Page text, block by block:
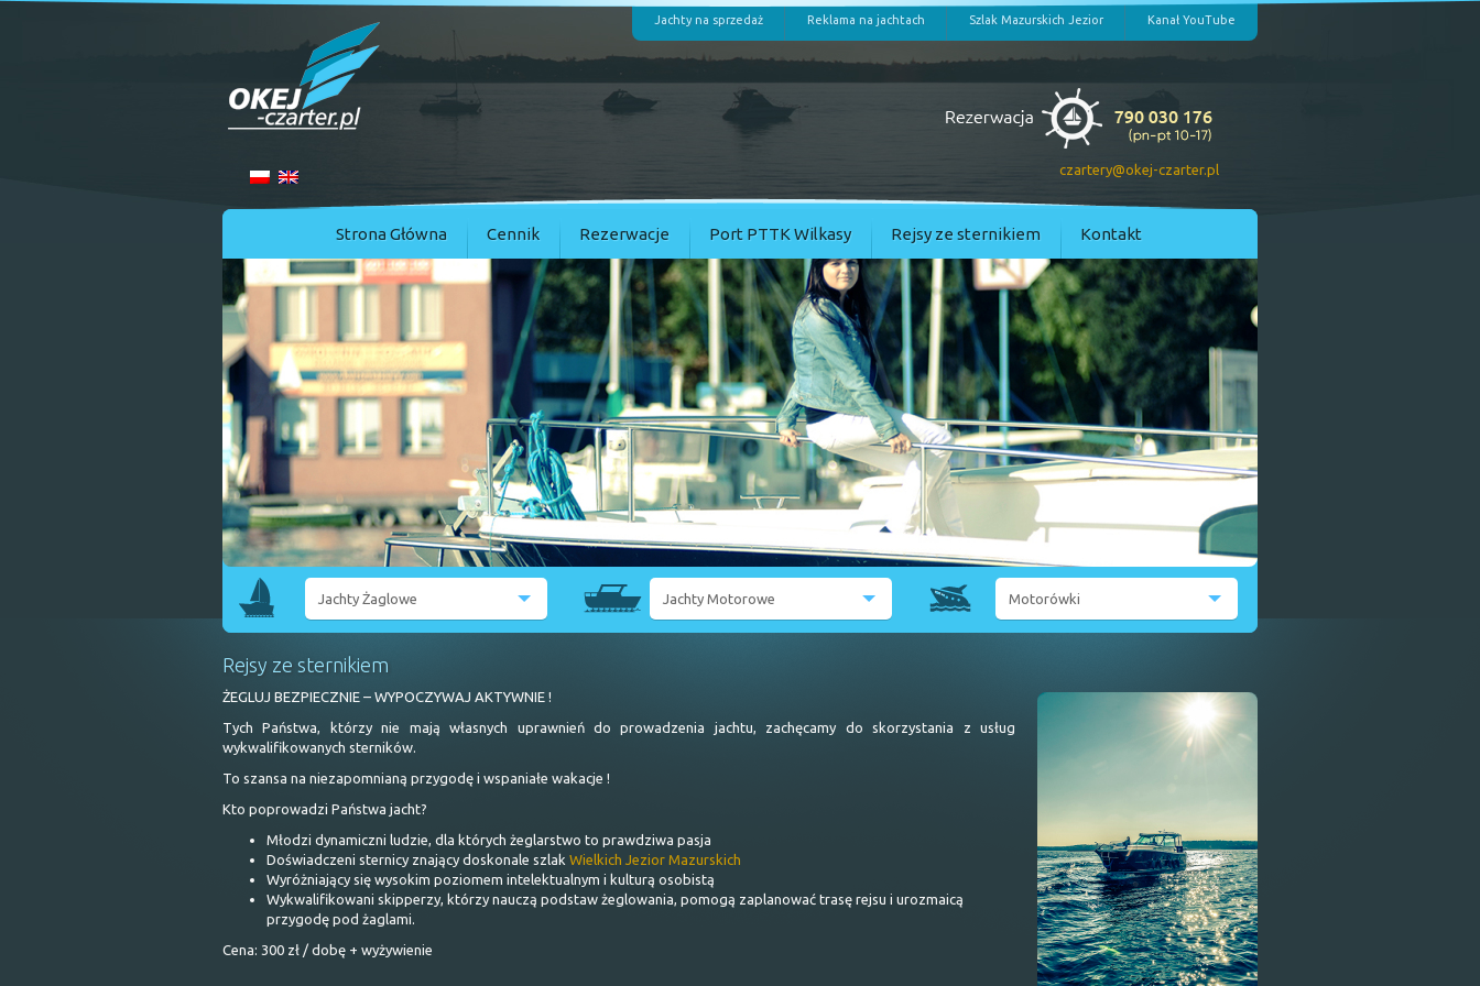
Jachty na sprzedaż Reklama na jachtach Szlak Mazurskich Jezior Kanał YouTube
czartery@okej-czarter.pl
Strona Główna Cennik Rezerwacje Port PTTK Wilkasy Rejsy ze sternikiem Kontakt
Jachty Żaglowe
Maxus 33.1 RS
Tango 33 PRESTIGE new
Antila 33 – „Roxy”
Antila 33 – „Biała Sukienka”
Antila 33 – „Dover”
Jachty Motorowe
Balt 918 Tytan -150 KM (2 kab.)
Platinum 989 FLYbridge
Balt 1018 Tytan FLYbridge
Motorówki
Rejsy ze sternikiem
ŻEGLUJ BEZPIECZNIE – WYPOCZYWAJ AKTYWNIE !
Tych Państwa, którzy nie mają własnych uprawnień do prowadzenia jachtu, zachęcamy do skorzystania z usług
wykwalifikowanych sterników.
To szansa na niezapomnianą przygodę i wspaniałe wakacje !
Kto poprowadzi Państwa jacht?
Młodzi dynamiczni ludzie, dla których żeglarstwo to prawdziwa pasja
Doświadczeni sternicy znający doskonale szlak Wielkich Jezior Mazurskich
Wyróżniający się wysokim poziomem intelektualnym i kulturą osobistą
Wykwalifikowani skipperzy, którzy nauczą podstaw żeglowania, pomogą zaplanować trasę rejsu i urozmaicą
przygodę pod żaglami.
Cena: 300 zł / dobę + wyżywienie